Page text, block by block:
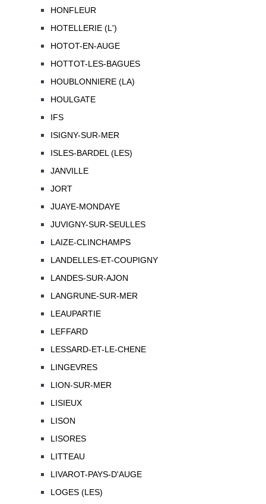
HONFLEUR
HOTELLERIE (L')
HOTOT-EN-AUGE
HOTTOT-LES-BAGUES
HOUBLONNIERE (LA)
HOULGATE
IFS
ISIGNY-SUR-MER
ISLES-BARDEL (LES)
JANVILLE
JORT
JUAYE-MONDAYE
JUVIGNY-SUR-SEULLES
LAIZE-CLINCHAMPS
LANDELLES-ET-COUPIGNY
LANDES-SUR-AJON
LANGRUNE-SUR-MER
LEAUPARTIE
LEFFARD
LESSARD-ET-LE-CHENE
LINGEVRES
LION-SUR-MER
LISIEUX
LISON
LISORES
LITTEAU
LIVAROT-PAYS-D'AUGE
LOGES (LES)